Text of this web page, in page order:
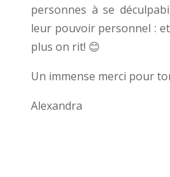
personnes à se
leur pouvoir personnel :
plus on rit! 😊
Un immense merci pour
Alexandra